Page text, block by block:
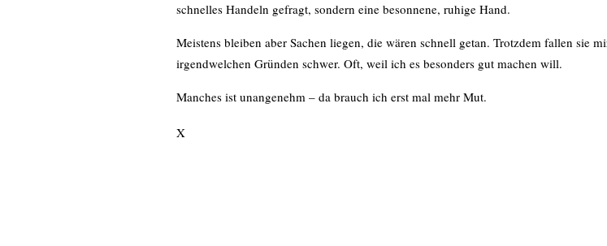
schnelles Handeln gefragt, sondern eine besonnene, ruhige Hand.
Meistens bleiben aber Sachen liegen, die wären schnell getan. Trotzdem fallen sie
irgendwelchen Gründen schwer. Oft, weil ich es besonders gut machen will.
Manches ist unangenehm – da brauch ich erst mal mehr Mut.
Viele Entscheidungen gilt es jeden Tag zu treffen – kleine und große. Da gibt’s dann
X